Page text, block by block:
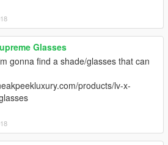
Glasses
gonna find a shade/glasses that can
products/lv-x-